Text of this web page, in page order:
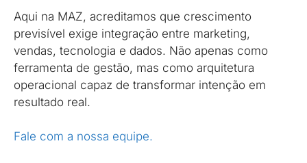
Aqui na MAZ, acreditamos que crescimento
previsível exige integração entre marketing,
vendas, tecnologia e dados. Não apenas como
ferramenta de gestão, mas como arquitetura
operacional capaz de transformar intenção em
resultado real.
Fale com a nossa equipe.